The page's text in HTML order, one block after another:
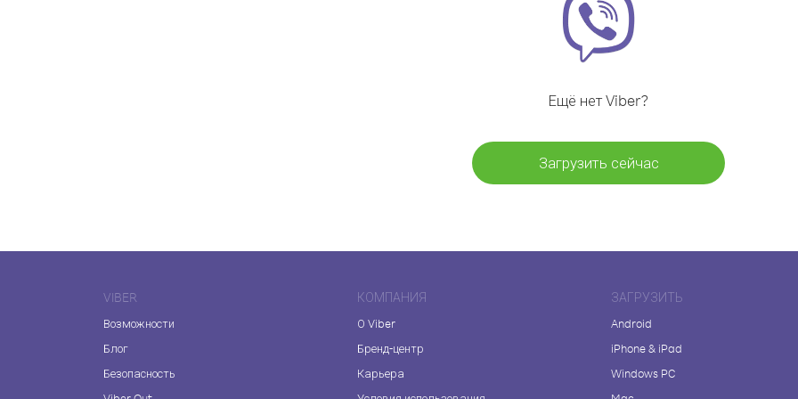
Ещё нет Viber?
Загрузить сейчас
VIBER
Возможности
Блог
Безопасность
КОМПАНИЯ
О Viber
Бренд-центр
Карьера
ЗАГРУЗИТЬ
Android
iPhone & iPad
Windows PC